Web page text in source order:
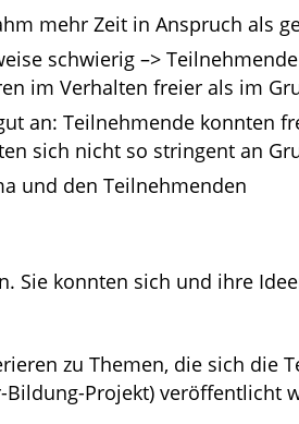
mehr Zeit in Anspruch als
schwierig –>
im Verhalten freier als im
an: Teilnehmende konnten
sich nicht so stringent an
und den Teilnehmenden
Sie konnten sich und ihre
zu Themen, die sich die
Projekt) veröffentlicht